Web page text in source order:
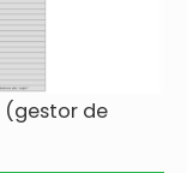
(gestor de